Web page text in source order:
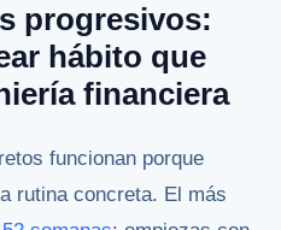
progresivos:
hábito que
financiera
funcionan porque
rutina concreta. El más